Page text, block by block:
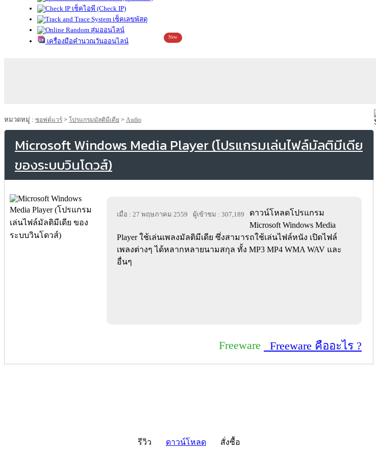
เช็คไอพี (Check IP)
เช็คเลขพัสดุ
สุ่มออนไลน์
เครื่องมือคำนวณวันออนไลน์
New
หมวดหมู่ : ซอฟต์แวร์ > โปรแกรมมัลติมีเดีย > Audio
Microsoft Windows Media Player (โปรแกรมเล่นไฟล์มัลติมีเดีย
ของระบบวินโดวส์)
เมื่อ : 27 พฤษภาคม 2559 ผู้เข้าชม : 307,189
ดาวน์โหลดโปรแกรม
Microsoft Windows Media
Player ใช้เล่นเพลงมัลติมีเดีย ซึ่งสามารถใช้เล่นไฟล์หนัง เปิดไฟล์
เพลงต่างๆ ได้หลากหลายนามสกุล ทั้ง MP3 MP4 WMA WAV และ
อื่นๆ
Freeware Freeware คืออะไร ?
รีวิว ดาวน์โหลด สั่งซื้อ